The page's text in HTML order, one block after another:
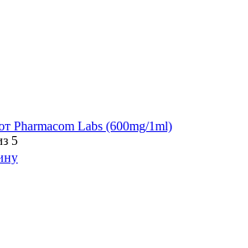
Pharmacom Labs (600mg/1ml)
5